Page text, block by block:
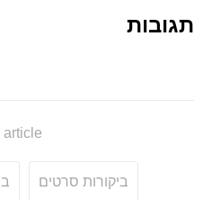
תגובות
article
ביקורות סרטים